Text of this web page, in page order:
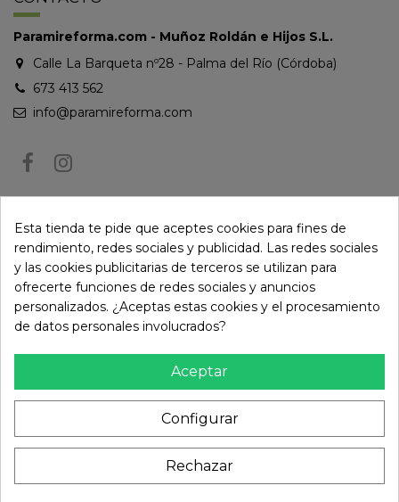
Paramireforma.com - Muñoz Roldán e Hijos S.L.
Calle La Barqueta nº28 - Palma del Río (Córdoba)
673 413 562
info@paramireforma.com
Puede darse de baja en cualquier momento. Para ello, consulte nuestra
información de contacto en el aviso legal.
Esta tienda te pide que aceptes cookies para fines de
rendimiento, redes sociales y publicidad. Las redes sociales
y las cookies publicitarias de terceros se utilizan para
ofrecerte funciones de redes sociales y anuncios
personalizados. ¿Aceptas estas cookies y el procesamiento
de datos personales involucrados?
Aceptar
Configurar
Rechazar